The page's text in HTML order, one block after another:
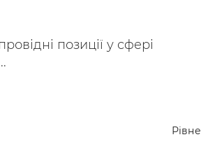
позиції у сфері
Рівне